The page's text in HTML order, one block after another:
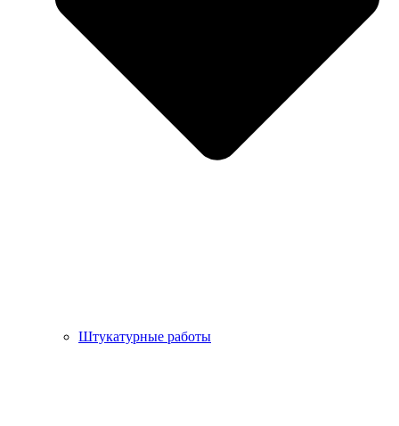
Штукатурные работы